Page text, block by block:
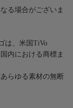
る場合がございま
は、米国TiVo
内における商標ま
らゆる素材の無断